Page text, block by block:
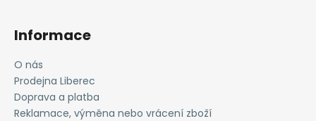
Informace
O nás
Prodejna Liberec
Doprava a platba
Reklamace, výměna nebo vrácení zboží